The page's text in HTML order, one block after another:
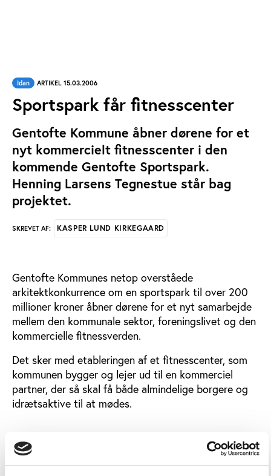
Idan ARTIKEL 15.03.2006
Sportspark får fitnesscenter
Gentofte Kommune åbner dørene for et
nyt kommercielt fitnesscenter i den
kommende Gentofte Sportspark.
Henning Larsens Tegnestue står bag
projektet.
SKREVET AF: KASPER LUND KIRKEGAARD
Gentofte Kommunes netop overståede
arkitektkonkurrence om en sportspark til over 200
millioner kroner åbner dørene for et nyt samarbejde
mellem den kommunale sektor, foreningslivet og den
kommercielle fitnessverden.
Det sker med etableringen af et fitnesscenter, som
kommunen bygger og lejer ud til en kommerciel
partner, der så skal få både almindelige borgere og
idrætsaktive til at mødes.
Fat i nye målgrupper
Helt tilbage fra idéfasen har der eksisteret planer